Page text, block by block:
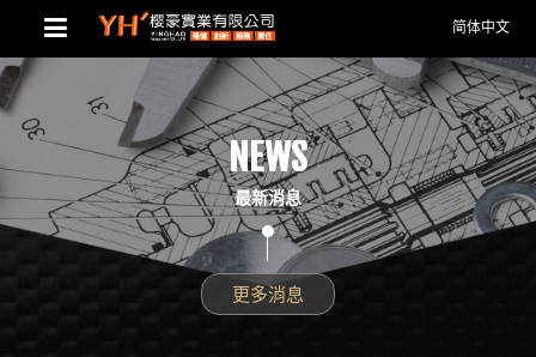
简体中文
NEWS
最新消息
更多消息